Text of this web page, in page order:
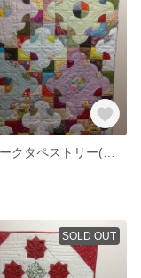
SOLD OUT